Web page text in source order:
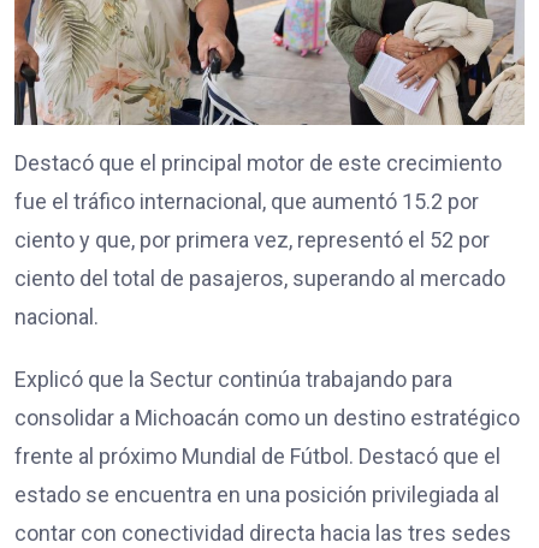
Destacó que el principal motor de este crecimiento
fue el tráfico internacional, que aumentó 15.2 por
ciento y que, por primera vez, representó el 52 por
ciento del total de pasajeros, superando al mercado
nacional.
Explicó que la Sectur continúa trabajando para
consolidar a Michoacán como un destino estratégico
frente al próximo Mundial de Fútbol. Destacó que el
estado se encuentra en una posición privilegiada al
contar con conectividad directa hacia las tres sedes